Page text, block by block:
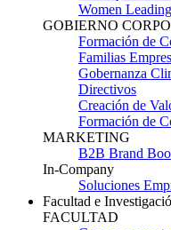
Women
GOBIERNO
Formación de
Familias
Gobernanza
Directivos
Creación de
Formación de
MARKETING
B2B Brand
In-Company
Soluciones
Facultad e
FACULTAD